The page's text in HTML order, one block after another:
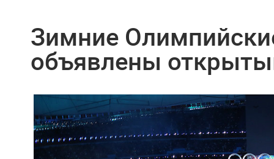
Зимние
объявлены